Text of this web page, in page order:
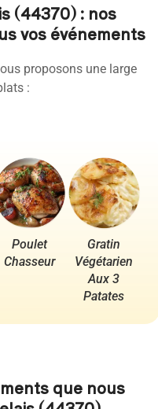
(44370) : nos
vos événements
proposons une large
:
Poulet
Chasseur
Gratin
Végétarien
Aux 3
Patates
que nous